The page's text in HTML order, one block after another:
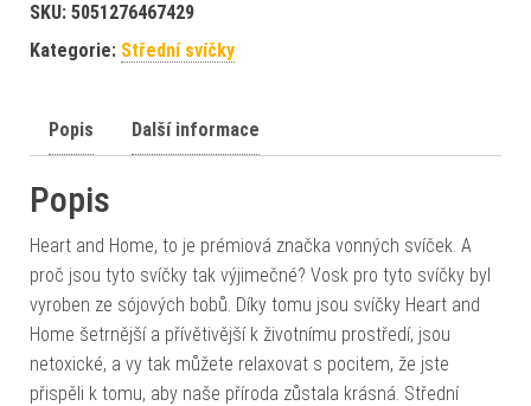
SKU: 5051276467429
Kategorie: Střední svíčky
Popis Další informace
Popis
Heart and Home, to je prémiová značka vonných svíček. A
proč jsou tyto svíčky tak výjimečné? Vosk pro tyto svíčky byl
vyroben ze sójových bobů. Díky tomu jsou svíčky Heart and
Home šetrnější a přívětivější k životnímu prostředí, jsou
netoxické, a vy tak můžete relaxovat s pocitem, že jste
přispěli k tomu, aby naše příroda zůstala krásná. Střední